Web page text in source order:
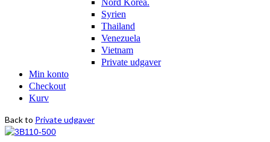
Nord Korea.
Syrien
Thailand
Venezuela
Vietnam
Private udgaver
Min konto
Checkout
Kurv
Back to Private udgaver